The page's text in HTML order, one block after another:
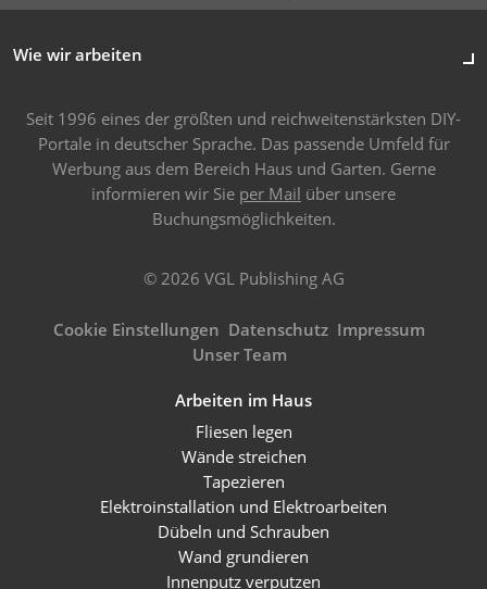
Wie wir arbeiten
Seit 1996 eines der größten und reichweitenstärksten DIY-
Portale in deutscher Sprache. Das passende Umfeld für
Werbung aus dem Bereich Haus und Garten. Gerne
informieren wir Sie per Mail über unsere
Buchungsmöglichkeiten.
© 2026 VGL Publishing AG
Cookie Einstellungen Datenschutz Impressum
Unser Team
Arbeiten im Haus
Fliesen legen
Wände streichen
Tapezieren
Elektroinstallation und Elektroarbeiten
Dübeln und Schrauben
Wand grundieren
Innenputz verputzen